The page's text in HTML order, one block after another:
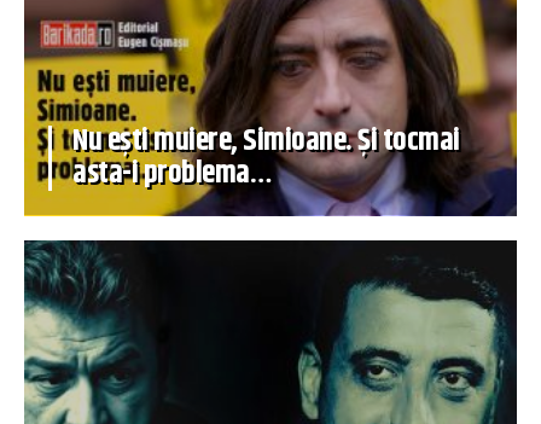
Nu ești muiere, Simioane. Și tocmai
asta-i problema…